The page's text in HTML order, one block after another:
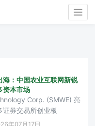
海：中国农业互联网新锐
资本市场
Corp. (SMWE) 亮
证券交易所创业板
年07月17日